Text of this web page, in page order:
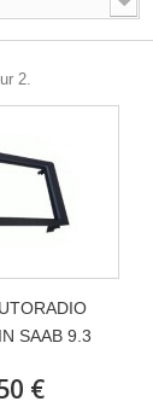
2.
SAAB 9.3
€